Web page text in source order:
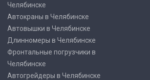
Челябинске
Автокраны в Челябинске
Автовышки в Челябинске
Длинномеры в Челябинске
Фронтальные погрузчики в
Челябинске
Автогрейдеры в Челябинске